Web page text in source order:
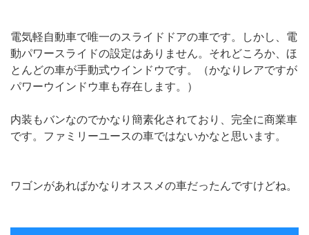
電気軽自動車で唯一のスライドドアの車です。しかし、電
動パワースライドの設定はありません。それどころか、ほ
とんどの車が手動式ウインドウです。（かなりレアですが
パワーウインドウ車も存在します。）
内装もバンなのでかなり簡素化されており、完全に商業車
です。ファミリーユースの車ではないかなと思います。
ワゴンがあればかなりオススメの車だったんですけどね。